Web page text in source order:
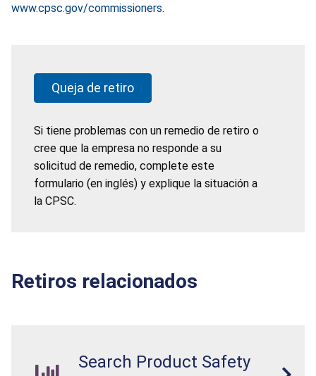
www.cpsc.gov/commissioners.
Queja de retiro
Si tiene problemas con un remedio de retiro o
cree que la empresa no responde a su
solicitud de remedio, complete este
formulario (en inglés) y explique la situación a
la CPSC.
Retiros relacionados
Search Product Safety